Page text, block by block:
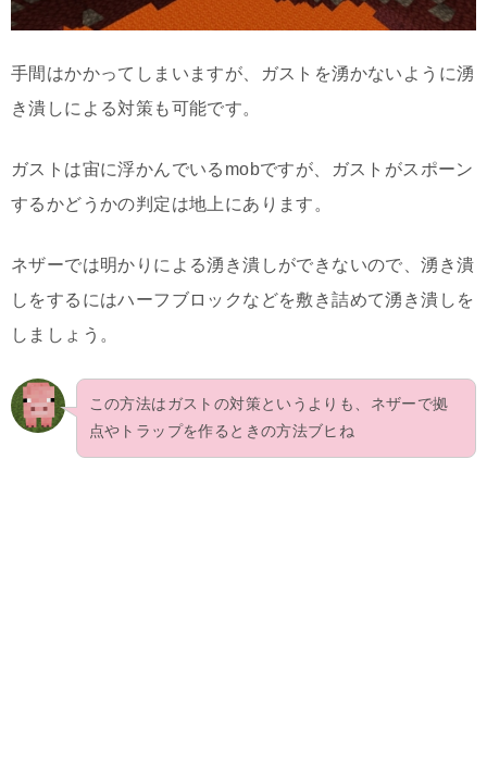
手間はかかってしまいますが、ガストを湧かないように湧
き潰しによる対策も可能です。
ガストは宙に浮かんでいるmobですが、ガストがスポーン
するかどうかの判定は地上にあります。
ネザーでは明かりによる湧き潰しができないので、湧き潰
しをするにはハーフブロックなどを敷き詰めて湧き潰しを
しましょう。
この方法はガストの対策というよりも、ネザーで拠
点やトラップを作るときの方法ブヒね